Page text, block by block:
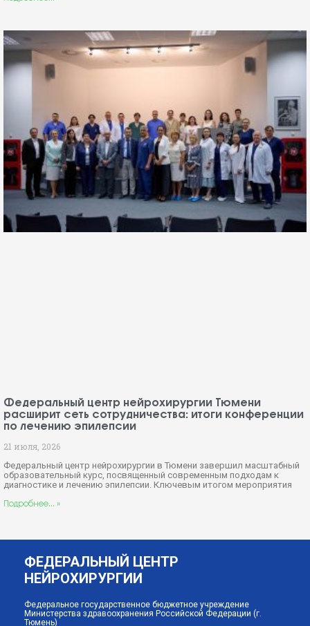
Федеральный центр нейрохирургии Тюмени
расширит сеть сотрудничества: итоги конференции
по лечению эпилепсии
21 июля, 2026
Федеральный центр нейрохирургии в Тюмени завершил масштабный
образовательный курс, посвященный современным подходам к
диагностике и лечению эпилепсии. Ключевым итогом мероприятия
Подробнее... »
ФЕДЕРАЛЬНЫЙ ЦЕНТР
НЕЙРОХИРУРГИИ
Федеральное государственное бюджетное учреждение
Министерства здравоохранения Российской Федерации (г.
Тюмень)